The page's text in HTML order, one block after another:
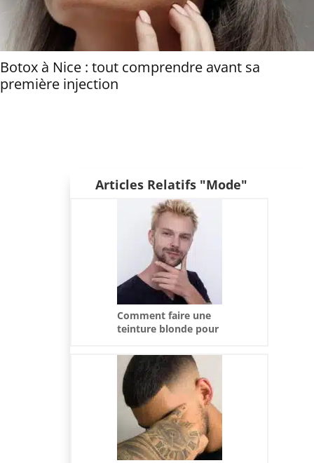
Articles Relatifs "Mode"
Comment faire une
teinture blonde pour
Botox à Nice : tout comprendre avant sa
première injection